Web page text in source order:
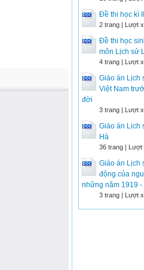
Đề thi học kì
2 trang | Lượt
Đề thi học
môn Lịch sử
4 trang | Lượt
Giáo án Lịch
Việt Nam
đời
3 trang | Lượt
Giáo án Lịch
Hà
36 trang | Lượt
Giáo án Lịch
động của
những năm 1919 -
3 trang | Lượt